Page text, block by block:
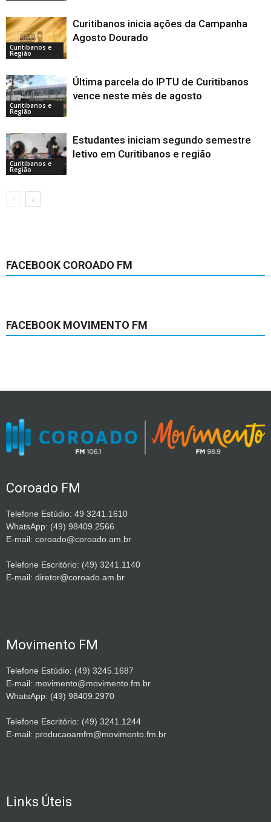
Curitibanos e
Região
Curitibanos inicia ações da Campanha
Agosto Dourado
Curitibanos e
Região
Última parcela do IPTU de Curitibanos
vence neste mês de agosto
Curitibanos e
Região
Estudantes iniciam segundo semestre
letivo em Curitibanos e região
FACEBOOK COROADO FM
FACEBOOK MOVIMENTO FM
Coroado FM
Telefone Estúdio: 49 3241.1610
WhatsApp: (49) 98409.2566
E-mail: coroado@coroado.am.br
Telefone Escritório: (49) 3241.1140
E-mail: diretor@coroado.am.br
Movimento FM
Telefone Estúdio: (49) 3245.1687
E-mail: movimento@movimento.fm.br
WhatsApp: (49) 98409.2970
Telefone Escritório: (49) 3241.1244
E-mail: producaoamfm@movimento.fm.br
Links Úteis